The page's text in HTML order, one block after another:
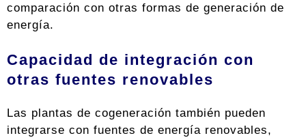
comparación con otras formas de generación de
energía.
Capacidad de integración con
otras fuentes renovables
Las plantas de cogeneración también pueden
integrarse con fuentes de energía renovables,